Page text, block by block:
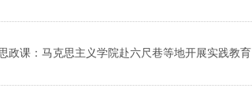
政课：马克思主义学院赴六尺巷等地开展实践教育